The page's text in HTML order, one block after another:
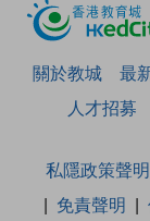
關於教城 最
人才招募
私隱政策聲明
免責聲明